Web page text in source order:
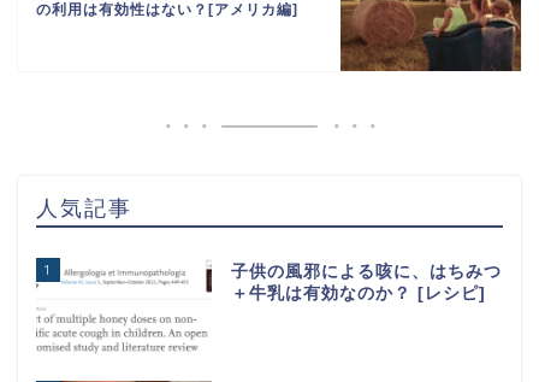
の利用は有効性はない？[アメリカ編]
人気記事
1
子供の風邪による咳に、はちみつ
＋牛乳は有効なのか？ [レシピ]